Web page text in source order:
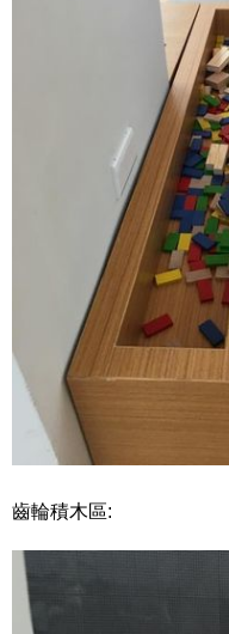
齒輪積木區: